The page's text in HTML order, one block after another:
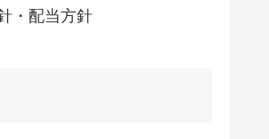
・配当方針